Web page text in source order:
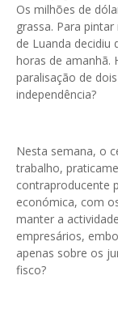
Os milhões de
grassa. Para
de Luanda decidiu
horas de amanhã.
paralisação de
independência?
Nesta semana, o
trabalho,
contraproducente
económica, com
manter a
empresários,
apenas sobre os
fisco?